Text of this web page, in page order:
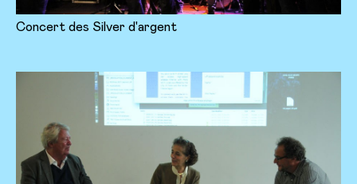
Concert des Silver d'argent